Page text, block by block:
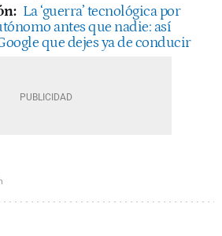
La ‘guerra’ tecnológica por
antes que nadie: así
que dejes ya de conducir